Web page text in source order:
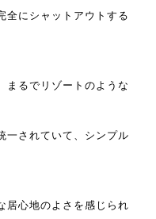
全にシャットアウトする
まるでリゾートのような
一されていて、シンプル
居心地のよさを感じられ